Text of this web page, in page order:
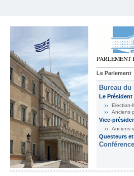
Le Parlement
Bureau du
Le Président
Election-
Anciens
Vice-
Anciens
Questeurs